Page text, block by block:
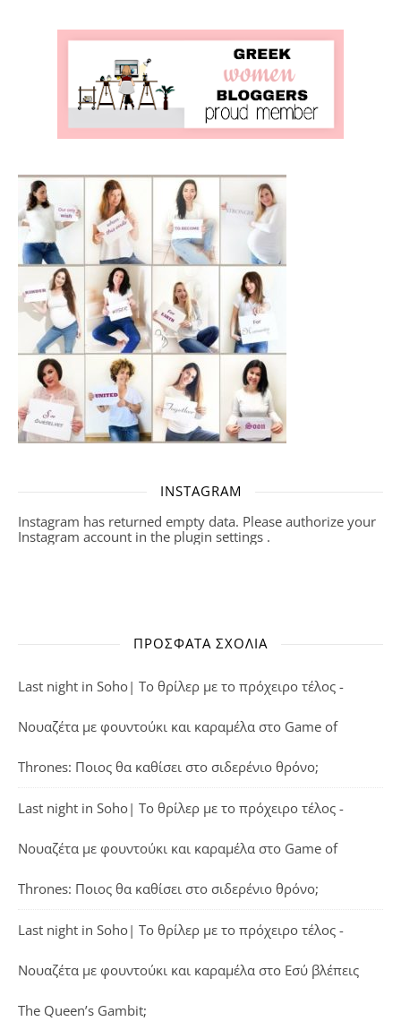
INSTAGRAM
Instagram has returned empty data. Please authorize your
Instagram account in the plugin settings .
ΠΡΌΣΦΑΤΑ ΣΧΌΛΙΑ
Last night in Soho| Το θρίλερ με το πρόχειρο τέλος -
Νουαζέτα με φουντούκι και καραμέλα στο Game of
Thrones: Ποιος θα καθίσει στο σιδερένιο θρόνο;
Last night in Soho| Το θρίλερ με το πρόχειρο τέλος -
Νουαζέτα με φουντούκι και καραμέλα στο Game of
Thrones: Ποιος θα καθίσει στο σιδερένιο θρόνο;
Last night in Soho| Το θρίλερ με το πρόχειρο τέλος -
Νουαζέτα με φουντούκι και καραμέλα στο Εσύ βλέπεις
The Queen’s Gambit;